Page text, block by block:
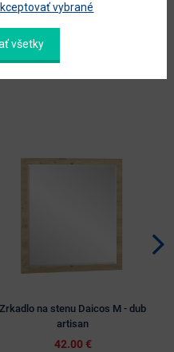
Zrkadlo na stenu Daicos M - dub
artisan
42.00 €
vybrané
všetky